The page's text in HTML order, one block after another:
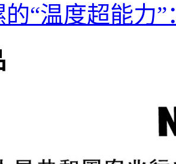
“温度超能力